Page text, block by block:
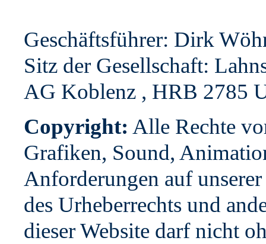
Geschäftsführer: Dirk
Sitz der Gesellschaft:
AG Koblenz , HRB 2785
Copyright: Alle Rechte
Grafiken, Sound,
Anforderungen auf
des Urheberrechts und
dieser Website darf nicht